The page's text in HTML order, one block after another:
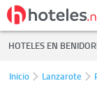
HOTELES EN
Inicio Lanzarote